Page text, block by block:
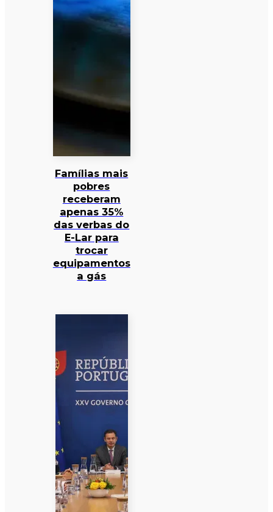
Famílias mais
pobres
receberam
apenas 35%
das verbas do
E-Lar para
trocar
equipamentos
a gás